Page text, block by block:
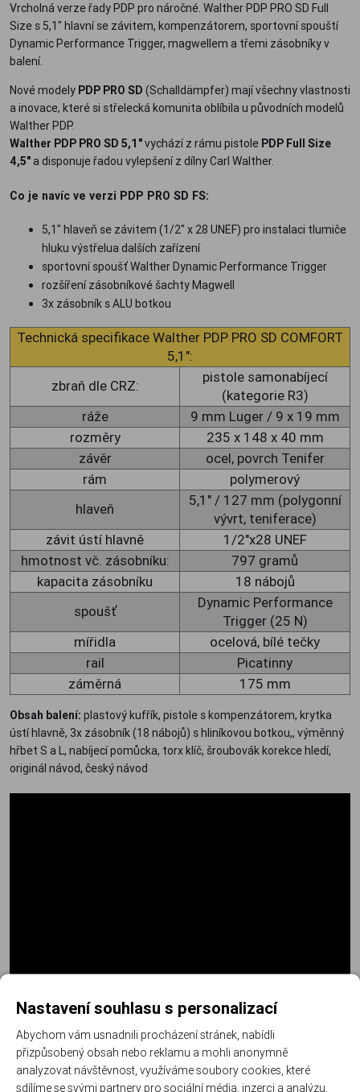
Vrcholná verze řady PDP pro náročné. Walther PDP PRO SD Full
Size s 5,1" hlavní se závitem, kompenzátorem, sportovní spouští
Dynamic Performance Trigger, magwellem a třemi zásobníky v
balení.
Nové modely PDP PRO SD (Schalldämpfer) mají všechny vlastnosti
a inovace, které si střelecká komunita oblíbila u původních modelů
Walther PDP.
Walther PDP PRO SD 5,1"vychází z rámu pistole PDP Full Size
4,5"a disponuje řadou vylepšení z dílny Carl Walther.
Co je navíc ve verzi PDP PRO SD FS:
5,1" hlaveň se závitem (1/2" x 28 UNEF) pro instalaci tlumiče
hluku výstřelua dalších zařízení
sportovní spoušť Walther Dynamic Performance Trigger
rozšíření zásobníkové šachty Magwell
3x zásobník s ALU botkou
Technická specifikace Walther PDP PRO SD COMFORT
5,1":
zbraň dle CRZ:
pistole samonabíjecí
(kategorie R3)
ráže
9 mm Luger / 9 x 19 mm
rozměry
235 x 148 x 40 mm
závěr
ocel, povrch Tenifer
rám
polymerový
hlaveň
5,1" / 127 mm (polygonní
vývrt, teniferace)
závit ústí hlavně
1/2"x28 UNEF
hmotnost vč. zásobníku:
797 gramů
kapacita zásobníku
18 nábojů
spoušť
Dynamic Performance
Trigger (25 N)
mířidla
ocelová, bílé tečky
rail
Picatinny
záměrná
175 mm
Obsah balení: plastový kufřík, pistole s kompenzátorem, krytka
ústí hlavně, 3x zásobník (18 nábojů) s hliníkovou botkou,, výměnný
hřbet S a L, nabíjecí pomůcka, torx klíč, šroubovák korekce hledí,
originál návod, český návod
Nastavení souhlasu s personalizací
Abychom vám usnadnili procházení stránek, nabídli
přizpůsobený obsah nebo reklamu a mohli anonymně
analyzovat návštěvnost, využíváme soubory cookies, které
sdílíme se svými partnery pro sociální média, inzerci a analýzu.